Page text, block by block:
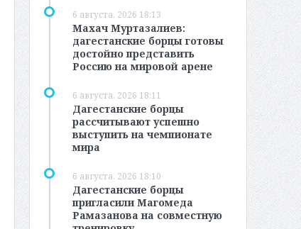
6 августа, 2026 18:13
Махач Муртазалиев:
дагестанские борцы готовы
достойно представить
Россию на мировой арене
6 августа, 2026 18:11
Дагестанские борцы
рассчитывают успешно
выступить на чемпионате
мира
6 августа, 2026 18:10
Дагестанские борцы
пригласили Магомеда
Рамазанова на совместную